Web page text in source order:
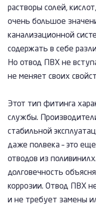
растворы солей,
очень большое
канализационной
содержать в себе
Но отвод ПВХ не
не меняет своих
Этот тип фитинга
службы.
стабильной
даже полвека – это
отводов из
долговечность
коррозии. Отвод ПВХ
и не требует замены